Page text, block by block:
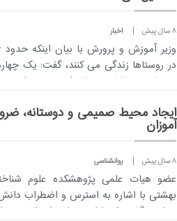
8 سال پیش اخبار
در روستاها زندگی می کنند، گفت: یک
روستایی و عشایری مشغول به تحصیل
ایجاد محیط صمیمی و دوستانه،
آموزان
8 سال پیش روانشناسی
عضو هیات علمی پژوهشکده علوم
بهشتی با اشاره به استرس و اضطراب
مدارس گفت: اضطراب جدایی از والدین و ا...